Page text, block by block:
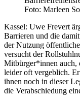
Foto: Marleen
Kassel: Uwe Frevert
Barrieren und die
der Nutzung
versucht der
Mitbürger*innen auch,
leider oft vergeblich.
ihnen noch in dieser
die Verabschiedung